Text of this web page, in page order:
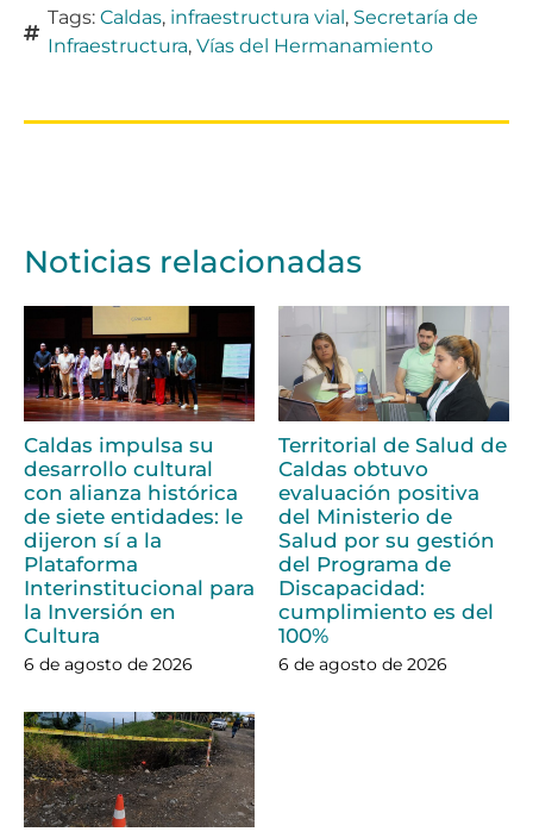
Tags: Caldas, infraestructura vial , Secretaría de
Infraestructura, Vías del Hermanamiento
Noticias relacionadas
Caldas impulsa su
desarrollo cultural
con alianza histórica
de siete entidades: le
dijeron sí a la
Plataforma
Interinstitucional para
la Inversión en
Cultura
6 de agosto de 2026
Territorial de Salud de
Caldas obtuvo
evaluación positiva
del Ministerio de
Salud por su gestión
del Programa de
Discapacidad:
cumplimiento es del
100%
6 de agosto de 2026